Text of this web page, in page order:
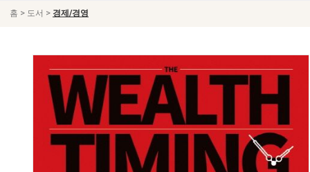
홈 > 도서 > 경제/경영